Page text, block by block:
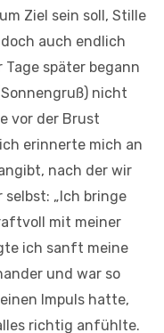
Ziel sein soll, Stille
auch endlich
Tage später begann
nicht
vor der Brust
erinnerte mich an
nach der wir
selbst: „Ich bringe
mit meiner
ich sanft meine
und war so
Impuls hatte,
richtig anfühlte.